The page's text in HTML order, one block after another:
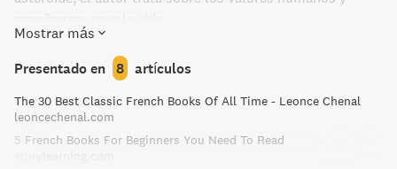
Mostrar más
Presentado en 8 artículos
The 30 Best Classic French Books Of All Time - Leonce Chenal
leoncechenal.com
5 French Books For Beginners You Need To Read